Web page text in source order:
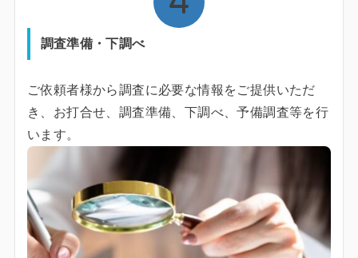
調査準備・下調べ
ご依頼者様から調査に必要な情報をご提供いただ
き、お打合せ、調査準備、下調べ、予備調査等を行
います。